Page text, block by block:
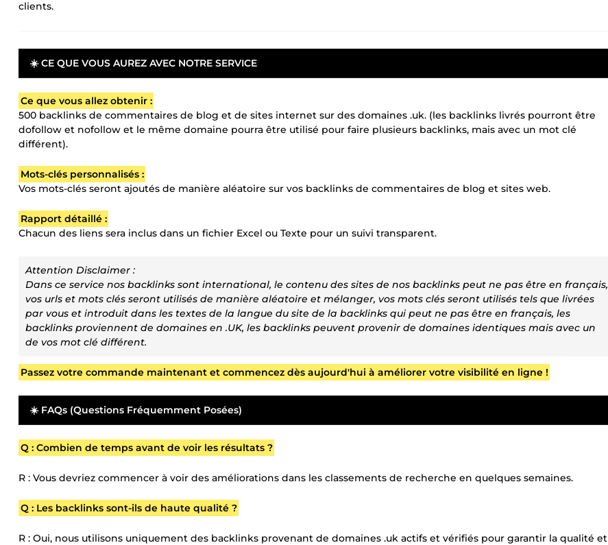
clients.
☀️ CE QUE VOUS AUREZ AVEC NOTRE SERVICE
Ce que vous allez obtenir :
500 backlinks de commentaires de blog et de sites internet sur des domaines .uk. (les backlinks livrés pourront être
dofollow et nofollow et le même domaine pourra être utilisé pour faire plusieurs backlinks, mais avec un mot clé
différent).
Mots-clés personnalisés :
Vos mots-clés seront ajoutés de manière aléatoire sur vos backlinks de commentaires de blog et sites web.
Rapport détaillé :
Chacun des liens sera inclus dans un fichier Excel ou Texte pour un suivi transparent.
Attention Disclaimer :
Dans ce service nos backlinks sont international, le contenu des sites de nos backlinks peut ne pas être en français,
vos urls et mots clés seront utilisés de manière aléatoire et mélanger, vos mots clés seront utilisés tels que livrées
par vous et introduit dans les textes de la langue du site de la backlinks qui peut ne pas être en français, les
backlinks proviennent de domaines en .UK, les backlinks peuvent provenir de domaines identiques mais avec un
de vos mot clé différent.
Passez votre commande maintenant et commencez dès aujourd'hui à améliorer votre visibilité en ligne !
☀️ FAQs (Questions Fréquemment Posées)
Q : Combien de temps avant de voir les résultats ?
R : Vous devriez commencer à voir des améliorations dans les classements de recherche en quelques semaines.
Q : Les backlinks sont-ils de haute qualité ?
R : Oui, nous utilisons uniquement des backlinks provenant de domaines .uk actifs et vérifiés pour garantir la qualité et